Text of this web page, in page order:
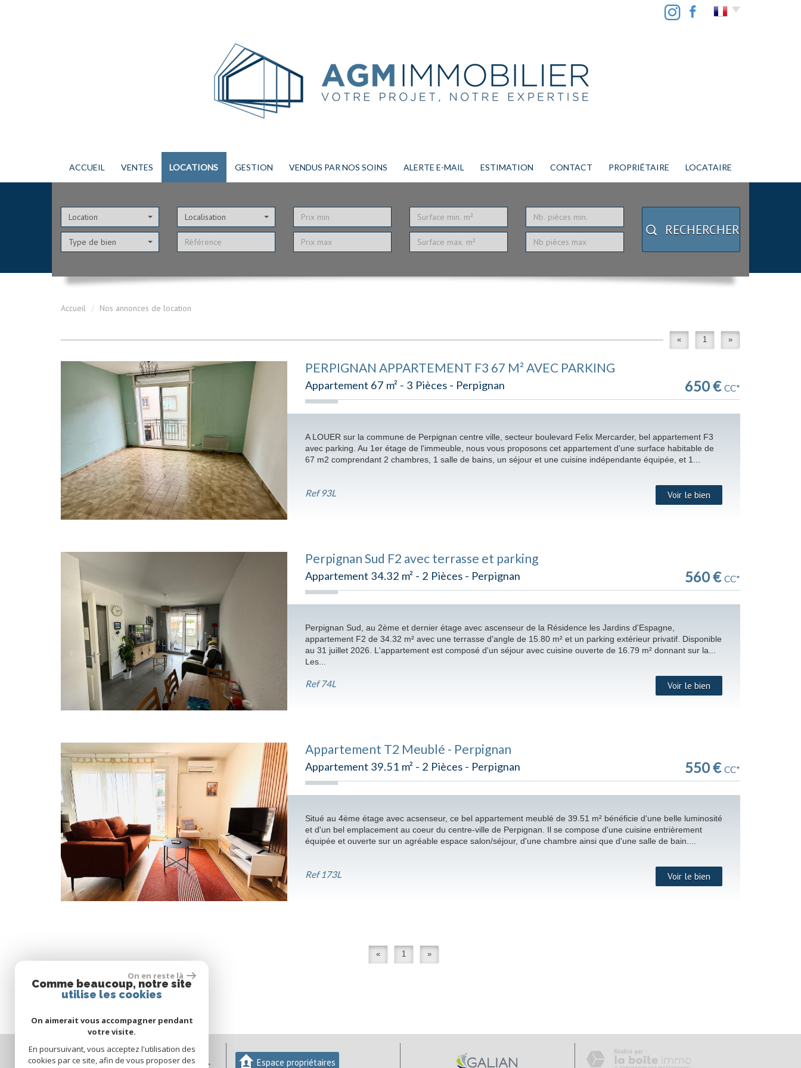
ACCUEIL VENTES LOCATIONS GESTION VENDUS PAR NOS SOINS ALERTE E-MAIL ESTIMATION CONTACT PROPRIÉTAIRE LOCATAIRE
Location
Type de bien
Localisation
RECHERCHER
Accueil Nos annonces de location
« 1 »
PERPIGNAN APPARTEMENT F3 67 M² AVEC PARKING
Appartement 67 m² - 3 Pièces - Perpignan 650 € CC*
A LOUER sur la commune de Perpignan centre ville, secteur boulevard Felix Mercarder, bel appartement F3
avec parking. Au 1er étage de l'immeuble, nous vous proposons cet appartement d'une surface habitable de
67 m2 comprendant 2 chambres, 1 salle de bains, un séjour et une cuisine indépendante équipée, et 1...
Ref93L Voir le bien
Perpignan Sud F2 avec terrasse et parking
Appartement 34.32 m² - 2 Pièces - Perpignan 560 € CC*
Perpignan Sud, au 2ème et dernier étage avec ascenseur de la Résidence les Jardins d'Espagne,
appartement F2 de 34.32 m² avec une terrasse d'angle de 15.80 m² et un parking extérieur privatif. Disponible
au 31 juillet 2026. L'appartement est composé d'un séjour avec cuisine ouverte de 16.79 m² donnant sur la...
Les...
Ref74L Voir le bien
Appartement T2 Meublé - Perpignan
Appartement 39.51 m² - 2 Pièces - Perpignan 550 € CC*
Situé au 4ème étage avec acsenseur, ce bel appartement meublé de 39.51 m² bénéficie d'une belle luminosité
et d'un bel emplacement au coeur du centre-ville de Perpignan. Il se compose d'une cuisine entrièrement
équipée et ouverte sur un agréable espace salon/séjour, d'une chambre ainsi que d'une salle de bain....
Ref173L Voir le bien
« 1 »
* CC : Charges comprises
* HC : Hors charges
04 68 29 74 37
agmimmobilier66@orange.fr
Espace propriétaires
On en reste là
Comme beaucoup, notre site
utilise les cookies
On aimerait vous accompagner pendant
votre visite.
En poursuivant, vous acceptez l'utilisation des
cookies par ce site, afin de vous proposer des